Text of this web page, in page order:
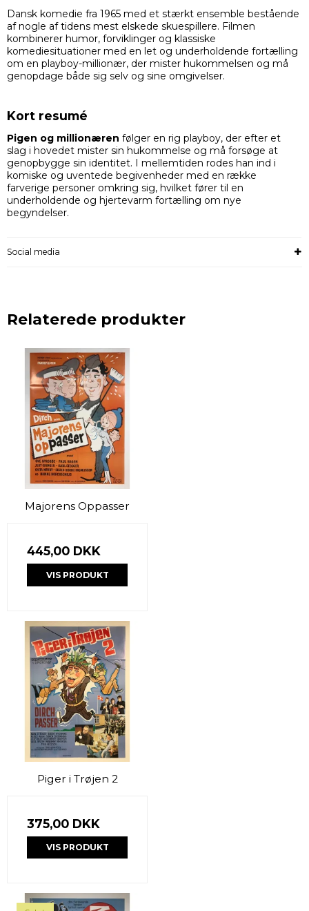
Dansk komedie fra 1965 med et stærkt ensemble bestående
af nogle af tidens mest elskede skuespillere. Filmen
kombinerer humor, forviklinger og klassiske
komediesituationer med en let og underholdende fortælling
om en playboy-millionær, der mister hukommelsen og må
genopdage både sig selv og sine omgivelser.
Kort resumé
Pigen og millionæren følger en rig playboy, der efter et
slag i hovedet mister sin hukommelse og må forsøge at
genopbygge sin identitet. I mellemtiden rodes han ind i
komiske og uventede begivenheder med en række
farverige personer omkring sig, hvilket fører til en
underholdende og hjertevarm fortælling om nye
begyndelser.
Social media
Relaterede produkter
Majorens Oppasser
445,00 DKK
VIS PRODUKT
Piger i Trøjen 2
375,00 DKK
VIS PRODUKT